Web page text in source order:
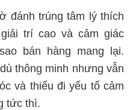
đánh trúng tâm lý thích
trí cao và cảm giác
bán hàng mang lại.
thông minh nhưng vẫn
và thiếu đi yếu tố cảm
tức thì.